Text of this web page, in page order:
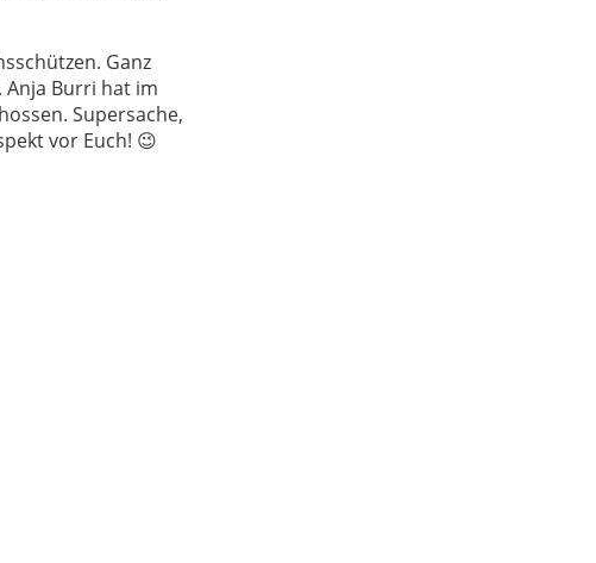
Ganz
Anja Burri hat im
Supersache,
vor Euch! 😉